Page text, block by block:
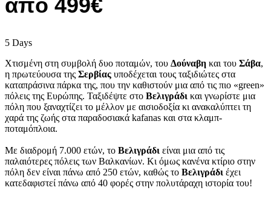
από 499€
5 Days
Χτισμένη στη συμβολή δυο ποταμών, του Δούναβη και του Σάβα,
η πρωτεύουσα της Σερβίας υποδέχεται τους ταξιδιώτες στα
καταπράσινα πάρκα της, που την καθιστούν μια από τις πιο «green»
πόλεις της Ευρώπης. Ταξιδέψτε στo Βελιγράδι και γνωρίστε μια
πόλη που ξαναχτίζει το μέλλον με αισιοδοξία κι ανακαλύπτει τη
χαρά της ζωής στα παραδοσιακά kafanas και στα κλαμπ-
ποταμόπλοια.
Με διαδρομή 7.000 ετών, το Βελιγράδι είναι μια από τις
παλαιότερες πόλεις των Βαλκανίων. Κι όμως κανένα κτίριο στην
πόλη δεν είναι πάνω από 250 ετών, καθώς το Βελιγράδι έχει
κατεδαφιστεί πάνω από 40 φορές στην πολυτάραχη ιστορία του!